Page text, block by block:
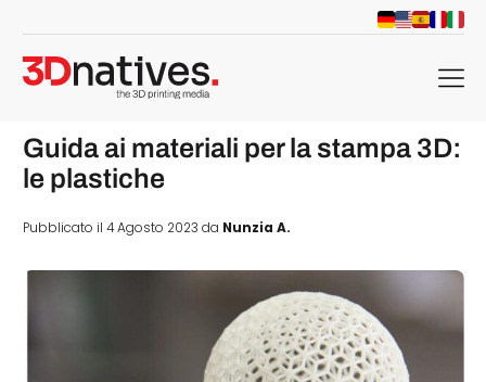
menu
Guida ai materiali per la stampa 3D:
le plastiche
Pubblicato il 4 Agosto 2023 da Nunzia A.